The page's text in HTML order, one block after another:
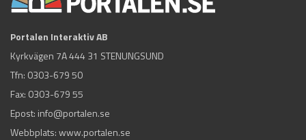
Portalen Interaktiv AB
Kyrkvägen 7A 444 31 STENUNGSUND
Tfn: 0303-679 50
Fax: 0303-679 55
Epost: info@portalen.se
Webbplats: www.portalen.se